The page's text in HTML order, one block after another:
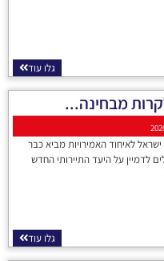
גלו עוד
מבחינה...
ישראל לאיחוד האמירויות מביא כבר
לדמיין על היעד התיירותי החדש
גלו עוד